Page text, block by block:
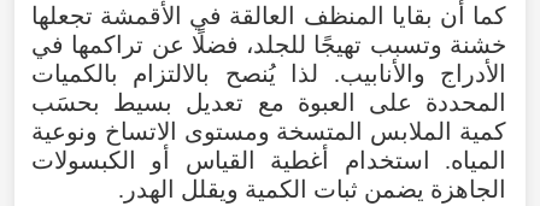
كما أن بقايا المنظف العالقة في الأقمشة تجعلها
خشنة وتسبب تهيجًا للجلد، فضلًا عن تراكمها في
الأدراج والأنابيب. لذا يُنصح بالالتزام بالكميات
المحددة على العبوة مع تعديل بسيط بحسَب
كمية الملابس المتسخة ومستوى الاتساخ ونوعية
المياه. استخدام أغطية القياس أو الكبسولات
الجاهزة يضمن ثبات الكمية ويقلل الهدر.